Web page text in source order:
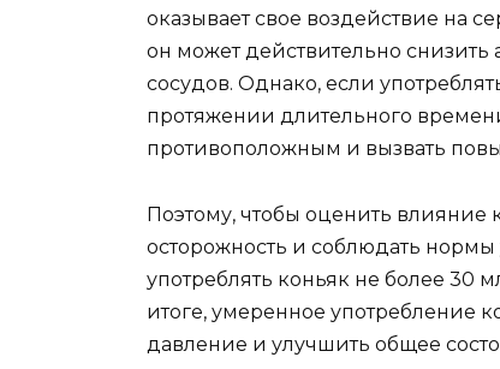
оказывает свое воздействие на
он может действительно
сосудов. Однако, если
протяжении длительного
противоположным и вызвать
Поэтому, чтобы оценить влияние
осторожность и соблюдать
употреблять коньяк не более 30
итоге, умеренное употребление
давление и улучшить общее